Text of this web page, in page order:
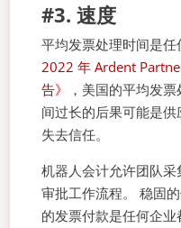
#3. 速度
平均发票处理时间是
2022 年 Ardent
告》
，美国的平均发
间过长的后果可能是
失去信任。
机器人会计允许团队
审批工作流程。 稳固
的发票付款是任何企业